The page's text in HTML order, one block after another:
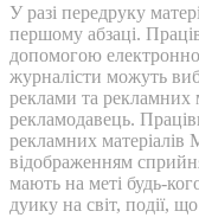
У разі передруку
першому абзаці.
допомогою
журналісти можуть
реклами та рекламних
рекламодавець.
рекламних матеріалів
відображенням
мають на меті будь-
дуику на світ, події,